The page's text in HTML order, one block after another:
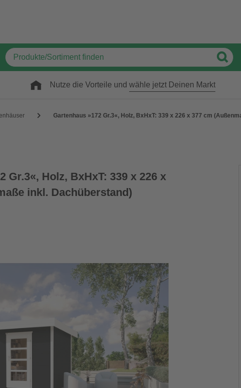
Nutze die Vorteile und wähle jetzt Deinen Markt
Gartenhaus »172 Gr.3«, Holz, BxHxT: 339 x 226 x 377 cm
Gr.3«, Holz, BxHxT: 339 x 226 x
inkl. Dachüberstand)